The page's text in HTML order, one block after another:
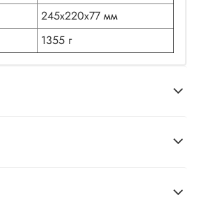
245х220х77 мм
1355 г